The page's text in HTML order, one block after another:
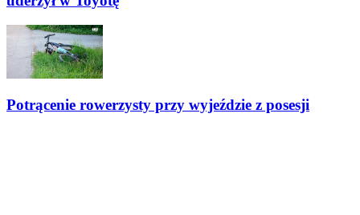
Potrącenie rowerzysty przy wyjeździe z posesji